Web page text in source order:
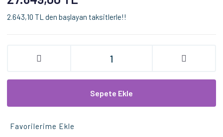
2.643,10 TL den başlayan taksitlerle!!
Sepete Ekle
Favorilerime Ekle